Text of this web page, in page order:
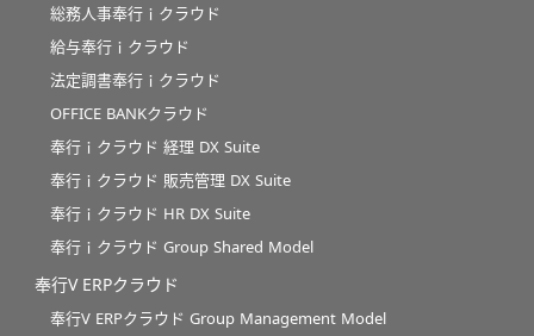
総務人事奉行ｉクラウド
給与奉行ｉクラウド
法定調書奉行ｉクラウド
OFFICE BANKクラウド
奉行ｉクラウド 経理 DX Suite
奉行ｉクラウド 販売管理 DX Suite
奉行ｉクラウド HR DX Suite
奉行ｉクラウド Group Shared Model
奉行V ERPクラウド
奉行V ERPクラウド Group Management Model